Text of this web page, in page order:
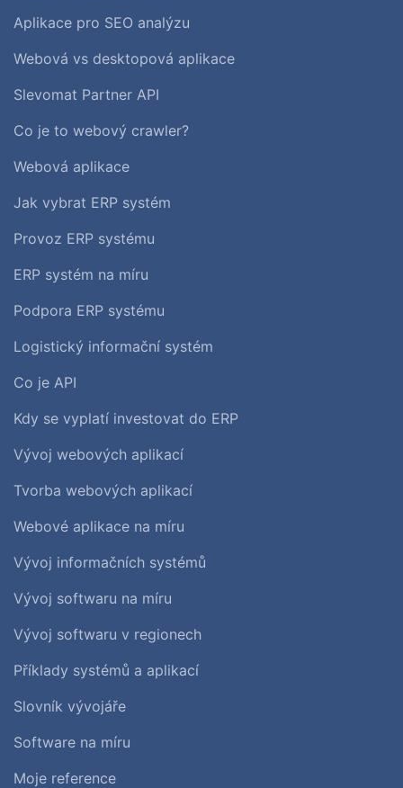
Aplikace pro SEO analýzu
Webová vs desktopová aplikace
Slevomat Partner API
Co je to webový crawler?
Webová aplikace
Jak vybrat ERP systém
Provoz ERP systému
ERP systém na míru
Podpora ERP systému
Logistický informační systém
Co je API
Kdy se vyplatí investovat do ERP
Vývoj webových aplikací
Tvorba webových aplikací
Webové aplikace na míru
Vývoj informačních systémů
Vývoj softwaru na míru
Vývoj softwaru v regionech
Příklady systémů a aplikací
Slovník vývojáře
Software na míru
Moje reference